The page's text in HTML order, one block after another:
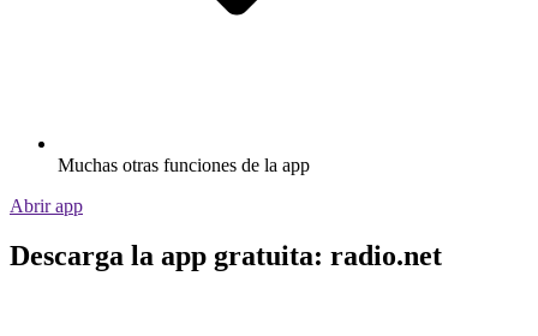
Muchas otras funciones de la app
Abrir app
Descarga la app gratuita: radio.net